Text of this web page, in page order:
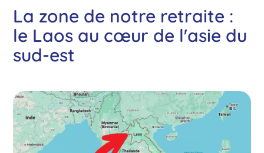
La zone de notre retraite :
le Laos au cœur de l'asie du
sud-est